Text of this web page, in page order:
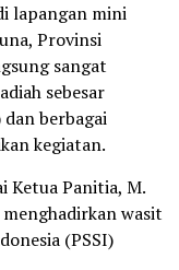
lapangan mini
Provinsi
sangat
sebesar
berbagai
kegiatan.
Ketua Panitia, M.
wasit
(PSSI)